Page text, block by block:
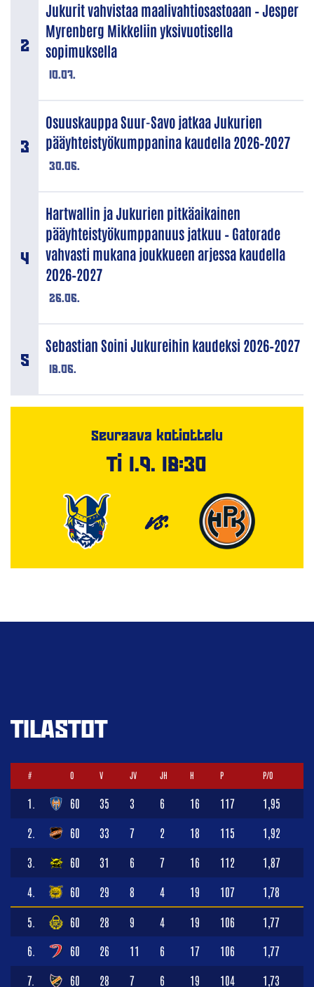
10.07.
Jukurit vahvistaa maalivahtiosastoaan – Jesper
Myrenberg Mikkeliin yksivuotisella
sopimuksella
30.06.
Osuuskauppa Suur-Savo jatkaa Jukurien
pääyhteistyökumppanina kaudella 2026–2027
26.06.
Hartwallin ja Jukurien pitkäaikainen
pääyhteistyökumppanuus jatkuu – Gatorade
vahvasti mukana joukkueen arjessa kaudella
2026–2027
18.06.
Sebastian Soini Jukureihin kaudeksi 2026–2027
Seuraava kotiottelu
Ti 1.9. 18:30
VS.
TILASTOT
# O V JV JH H P P/O
1. 60 35 3 6 16 117 1,95
2. 60 33 7 2 18 115 1,92
3. 60 31 6 7 16 112 1,87
4. 60 29 8 4 19 107 1,78
5. 60 28 9 4 19 106 1,77
6. 60 26 11 6 17 106 1,77
7. 60 28 7 6 19 104 1,73